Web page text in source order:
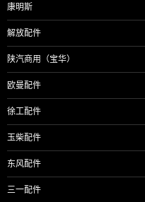
康明斯
解放配件
陕汽商用（宝华）
欧曼配件
徐工配件
玉柴配件
东风配件
三一配件